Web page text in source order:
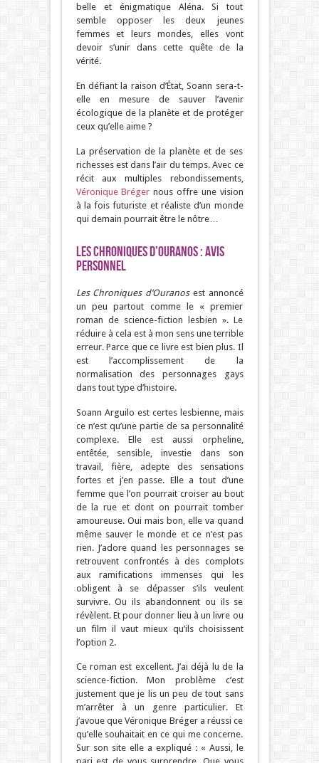
belle et énigmatique Aléna. Si tout
semble opposer les deux jeunes
femmes et leurs mondes, elles vont
devoir s’unir dans cette quête de la
vérité.
En défiant la raison d’État, Soann sera-t-
elle en mesure de sauver l’avenir
écologique de la planète et de protéger
ceux qu’elle aime ?
La préservation de la planète et de ses
richesses est dans l’air du temps. Avec ce
récit aux multiples rebondissements,
Véronique Bréger nous offre une vision
à la fois futuriste et réaliste d’un monde
qui demain pourrait être le nôtre…
Les Chroniques d’Ouranos : Avis
Personnel
Les Chroniques d’Ouranosest annoncé
un peu partout comme le « premier
roman de science-fiction lesbien ». Le
réduire à cela est à mon sens une terrible
erreur. Parce que ce livre est bien plus. Il
est l’accomplissement de la
normalisation des personnages gays
dans tout type d’histoire.
Soann Arguilo est certes lesbienne, mais
ce n’est qu’une partie de sa personnalité
complexe. Elle est aussi orpheline,
entêtée, sensible, investie dans son
travail, fière, adepte des sensations
fortes et j’en passe. Elle a tout d’une
femme que l’on pourrait croiser au bout
de la rue et dont on pourrait tomber
amoureuse. Oui mais bon, elle va quand
même sauver le monde et ce n’est pas
rien. J’adore quand les personnages se
retrouvent confrontés à des complots
aux ramifications immenses qui les
obligent à se dépasser s’ils veulent
survivre. Ou ils abandonnent ou ils se
révèlent. Et pour donner lieu à un livre ou
un film il vaut mieux qu’ils choisissent
l’option 2.
Ce roman est excellent. J’ai déjà lu de la
science-fiction. Mon problème c’est
justement que je lis un peu de tout sans
m’arrêter à un genre particulier. Et
j’avoue que Véronique Bréger a réussi ce
qu’elle souhaitait en ce qui me concerne.
Sur son site elle a expliqué : « Aussi, le